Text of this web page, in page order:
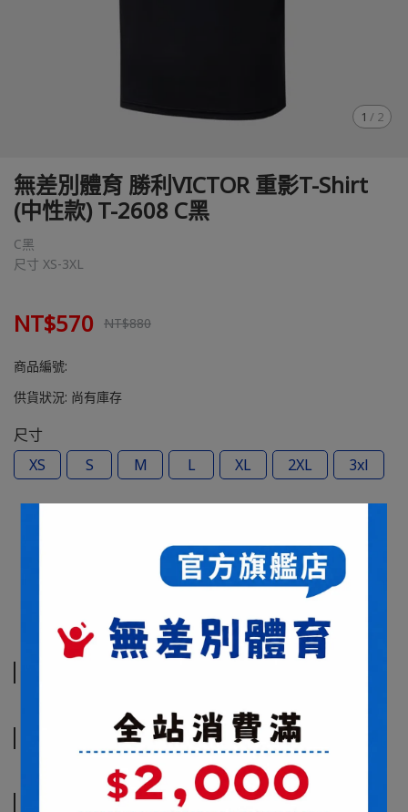
1 / 2
無差別體育 勝利VICTOR 重影T-Shirt
(中性款) T-2608 C黑
C黑
尺寸 XS-3XL
NT$570 NT$880
商品編號:
供貨狀況: 尚有庫存
尺寸
XS
S M L XL 2XL 3xl
商品介紹 規格說明 運送方式